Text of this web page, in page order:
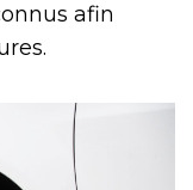
afin